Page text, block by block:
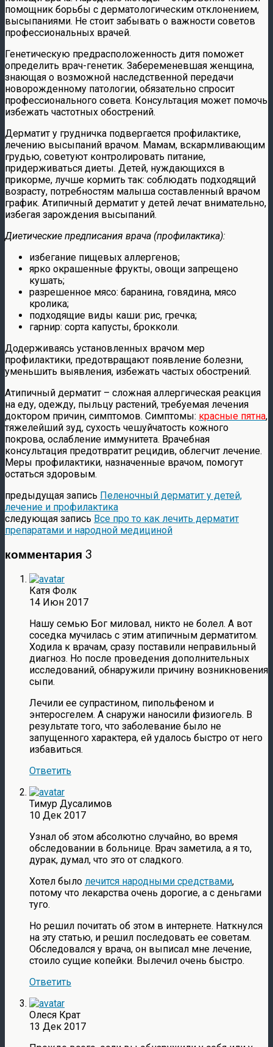
помощник борьбы с дерматологическим отклонением,
высыпаниями. Не стоит забывать о важности советов
профессиональных врачей.
Генетическую предрасположенность дитя поможет
определить врач-генетик. Забеременевшая женщина,
знающая о возможной наследственной передачи
новорожденному патологии, обязательно спросит
профессионального совета. Консультация может помочь
избежать частотных обострений.
Дерматит у грудничка подвергается профилактике,
лечению высыпаний врачом. Мамам, вскармливающим
грудью, советуют контролировать питание,
придерживаться диеты. Детей, нуждающихся в
прикорме, лучше кормить так: соблюдать подходящий
возрасту, потребностям малыша составленный врачом
график. Атипичный дерматит у детей лечат внимательно,
избегая зарождения высыпаний.
Диетические предписания врача (профилактика):
избегание пищевых аллергенов;
ярко окрашенные фрукты, овощи запрещено
кушать;
разрешенное мясо: баранина, говядина, мясо
кролика;
подходящие виды каши: рис, гречка;
гарнир: сорта капусты, брокколи.
Додерживаясь установленных врачом мер
профилактики, предотвращают появление болезни,
уменьшить выявления, избежать частых обострений.
Атипичный дерматит – сложная аллергическая реакция
на еду, одежду, пыльцу растений, требуемая лечения
доктором причин, симптомов. Симптомы: красные пятна,
тяжелейший зуд, сухость чешуйчатость кожного
покрова, ослабление иммунитета. Врачебная
консультация предотвратит рецидив, облегчит лечение.
Меры профилактики, назначенные врачом, помогут
остаться здоровым.
предыдущая запись Пеленочный дерматит у детей,
лечение и профилактика
следующая запись Все про то как лечить дерматит
препаратами и народной медициной
комментария 3
Катя Фолк
14 Июн 2017
Нашу семью Бог миловал, никто не болел. А вот
соседка мучилась с этим атипичным дерматитом.
Ходила к врачам, сразу поставили неправильный
диагноз. Но после проведения дополнительных
исследований, обнаружили причину возникновения
сыпи.
Лечили ее супрастином, пипольфеном и
энтеросгелем. А снаружи наносили физиогель. В
результате того, что заболевание было не
запущенного характера, ей удалось быстро от него
избавиться.
Ответить
Тимур Дусалимов
10 Дек 2017
Узнал об этом абсолютно случайно, во время
обследовании в больнице. Врач заметила, а я то,
дурак, думал, что это от сладкого.
Хотел было лечится народными средствами,
потому что лекарства очень дорогие, а с деньгами
туго.
Но решил почитать об этом в интернете. Наткнулся
на эту статью, и решил последовать ее советам.
Обследовался у врача, он выписал мне лечение,
стоило сущие копейки. Вылечил очень быстро.
Ответить
Олеся Крат
13 Дек 2017